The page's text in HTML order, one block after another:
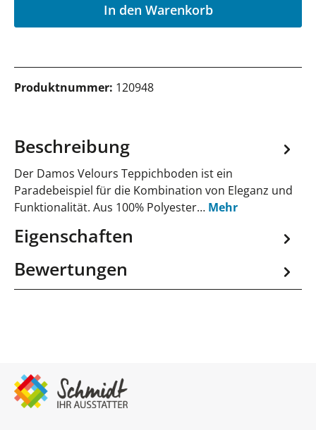
In den Warenkorb
Produktnummer: 120948
Beschreibung
Der Damos Velours Teppichboden ist ein
Paradebeispiel für die Kombination von Eleganz und
Funktionalität. Aus 100% Polyester… Mehr
Eigenschaften
Bewertungen